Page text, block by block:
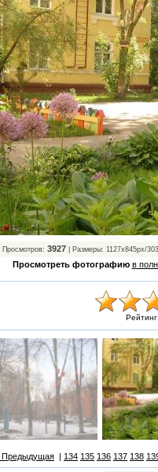
Просмотров: 3927 | Размеры: 1127x845px/
Просмотреть фотографию в
Рейтинг:
Предыдущая | 134 135 136 137 138